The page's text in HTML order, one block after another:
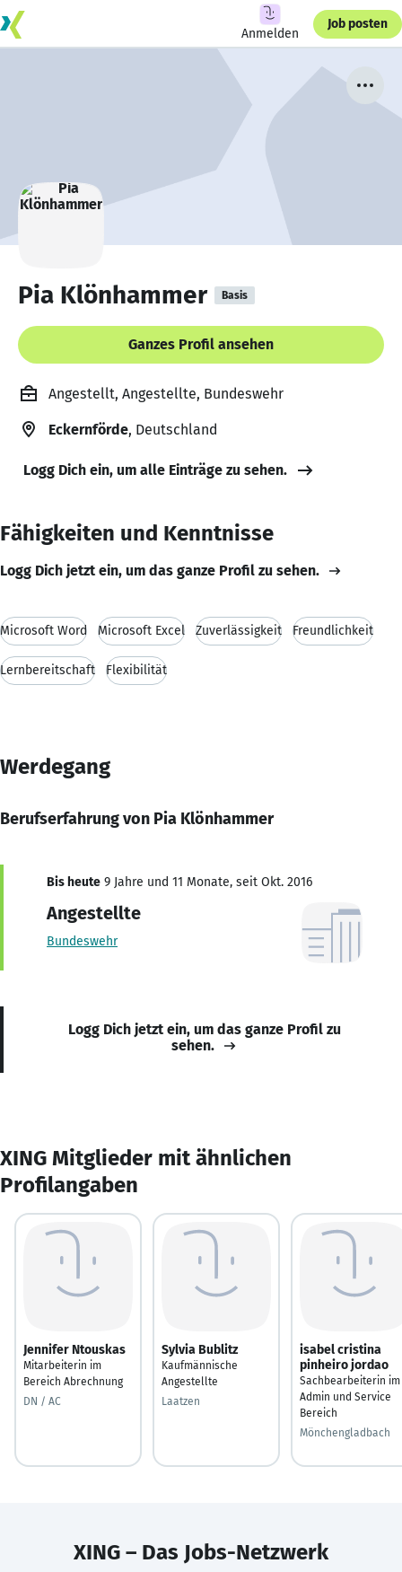
Anmelden
Job posten
Pia Klönhammer Basis
Ganzes Profil ansehen
Angestellt, Angestellte, Bundeswehr
Eckernförde, Deutschland
Logg Dich ein, um alle Einträge zu sehen.
Fähigkeiten und Kenntnisse
Logg Dich jetzt ein, um das ganze Profil zu sehen.
Microsoft Word Microsoft Excel Zuverlässigkeit Freundlichkeit
Lernbereitschaft Flexibilität
Werdegang
Berufserfahrung von Pia Klönhammer
Bis heute 9 Jahre und 11 Monate, seit Okt. 2016
Angestellte
Bundeswehr
Logg Dich jetzt ein, um das ganze Profil zu
sehen.
XING Mitglieder mit ähnlichen
Profilangaben
Jennifer Ntouskas
Mitarbeiterin im
Bereich Abrechnung
DN / AC
Sylvia Bublitz
Kaufmännische
Angestellte
Laatzen
isabel cristina
pinheiro jordao
Sachbearbeiterin im
Admin und Service
Bereich
Mönchengladbach
XING – Das Jobs-Netzwerk